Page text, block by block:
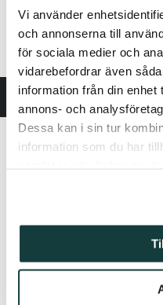
Vi använder
och annonserna till
för sociala medier och
vidarebefordrar även
information från din
annons- och
Dessa kan i sin tur
information som du har
Kulturproducent
tel. 050 409 6436
Biskopsgatan 17, 20500
Information om alla
beställningen) för
Berättelser
5.3 kl. 19:00-20:00